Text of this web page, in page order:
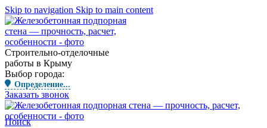
Skip to navigation Skip to main content
Строительно-отделочные
работы в Крыму
Выбор города:
Определение...
Заказать звонок
Поиск